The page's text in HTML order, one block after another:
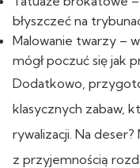
błyszczeć na
Malowanie twarzy –
mógł poczuć się jak
Dodatkowo,
klasycznych zabaw,
rywalizacji. Na
z przyjemnością